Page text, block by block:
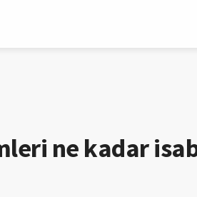
ne kadar